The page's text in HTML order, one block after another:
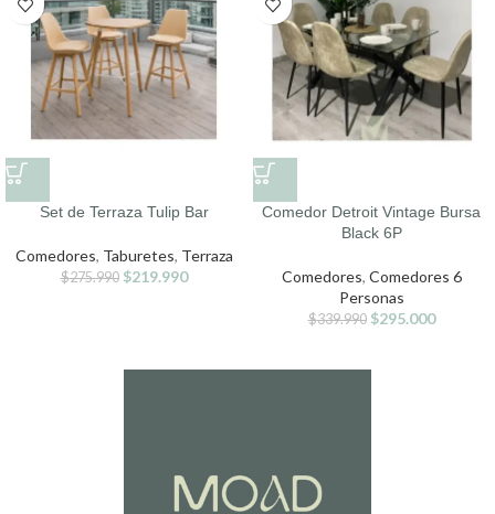
Set de Terraza Tulip Bar
Comedores, Taburetes, Terraza
$275.990 $219.990
Comedor Detroit Vintage Bursa
Black 6P
Comedores, Comedores 6
Personas
$339.990 $295.000